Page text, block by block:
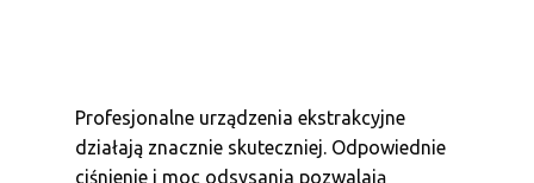
Profesjonalne urządzenia ekstrakcyjne
działają znacznie skuteczniej. Odpowiednie
ciśnienie i moc odsysania pozwalają